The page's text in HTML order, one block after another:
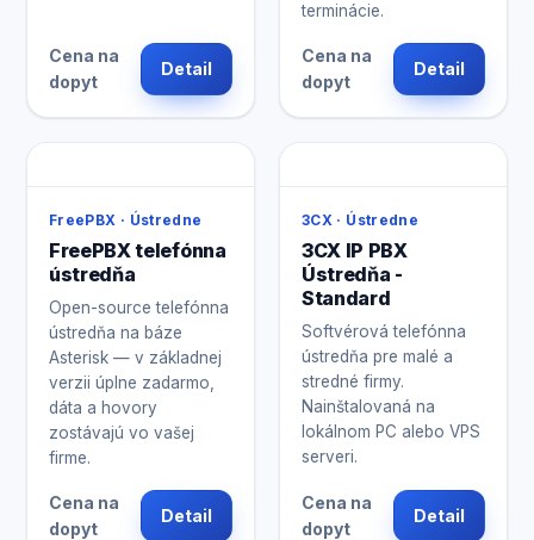
Cena na
dopyt
Detail
terminácie.
Cena na
dopyt
Detail
FreePBX · Ústredne
FreePBX telefónna
ústredňa
Open-source telefónna
ústredňa na báze
Asterisk — v základnej
verzii úplne zadarmo,
dáta a hovory
zostávajú vo vašej
firme.
Cena na
dopyt
Detail
3CX · Ústredne
3CX IP PBX
Ústredňa -
Standard
Softvérová telefónna
ústredňa pre malé a
stredné firmy.
Nainštalovaná na
lokálnom PC alebo VPS
serveri.
Cena na
dopyt
Detail